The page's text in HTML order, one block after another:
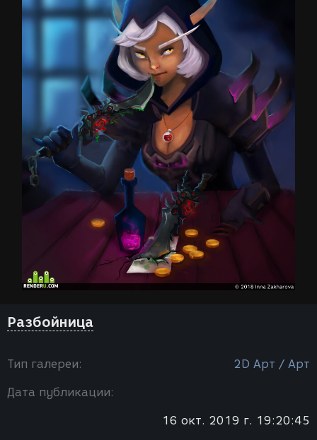
Разбойница
Тип галереи: 2D Арт / Арт
Дата публикации:
16 окт. 2019 г. 19:20:45